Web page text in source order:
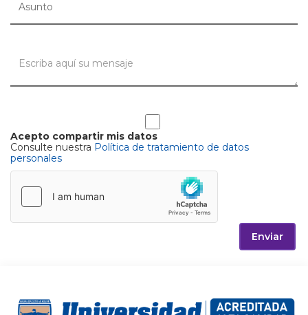
Acepto compartir mis datos
Consulte nuestra Política de tratamiento de datos
personales
Enviar